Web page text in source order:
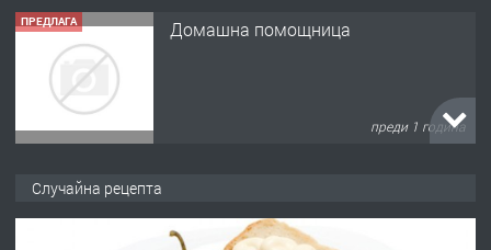
ПРЕДЛАГА Домашна помощница
преди 1 година
Случайна рецепта